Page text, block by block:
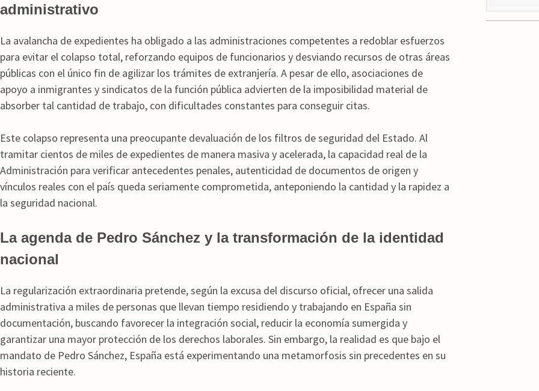
administrativo
La avalancha de expedientes ha obligado a las administraciones competentes a redoblar esfuerzos
para evitar el colapso total, reforzando equipos de funcionarios y desviando recursos de otras áreas
públicas con el único fin de agilizar los trámites de extranjería. A pesar de ello, asociaciones de
apoyo a inmigrantes y sindicatos de la función pública advierten de la imposibilidad material de
absorber tal cantidad de trabajo, con dificultades constantes para conseguir citas.
Este colapso representa una preocupante devaluación de los filtros de seguridad del Estado. Al
tramitar cientos de miles de expedientes de manera masiva y acelerada, la capacidad real de la
Administración para verificar antecedentes penales, autenticidad de documentos de origen y
vínculos reales con el país queda seriamente comprometida, anteponiendo la cantidad y la rapidez a
la seguridad nacional.
La agenda de Pedro Sánchez y la transformación de la identidad
nacional
La regularización extraordinaria pretende, según la excusa del discurso oficial, ofrecer una salida
administrativa a miles de personas que llevan tiempo residiendo y trabajando en España sin
documentación, buscando favorecer la integración social, reducir la economía sumergida y
garantizar una mayor protección de los derechos laborales. Sin embargo, la realidad es que bajo el
mandato de Pedro Sánchez, España está experimentando una metamorfosis sin precedentes en su
historia reciente.